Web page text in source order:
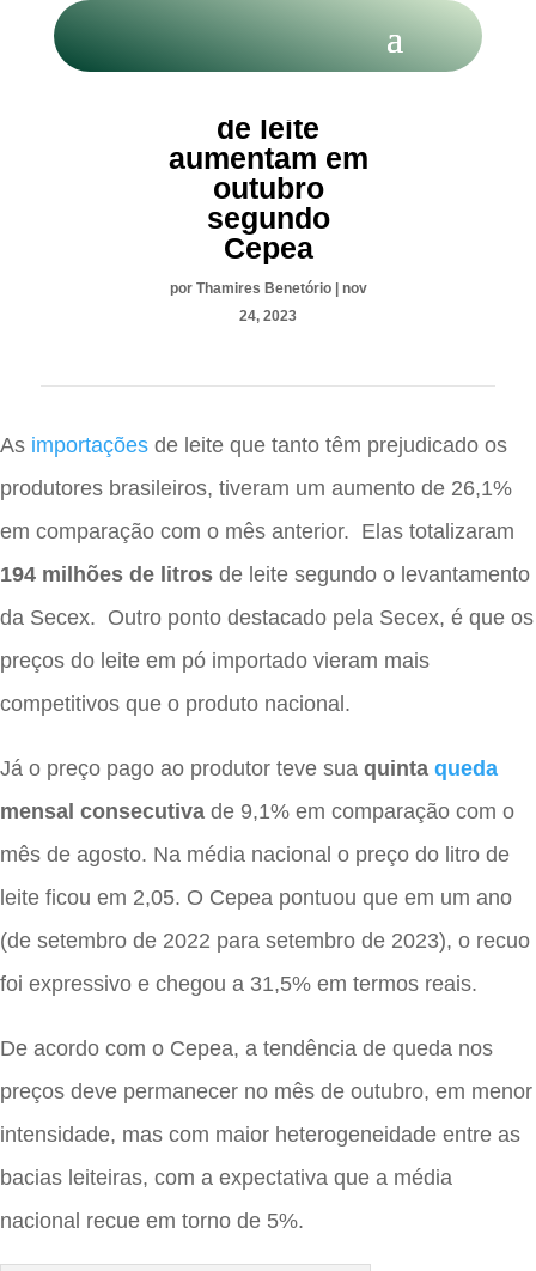
de leite
aumentam em
outubro
segundo
Cepea
por Thamires Benetório| nov
24, 2023
As importações de leite que tanto têm prejudicado os
produtores brasileiros, tiveram um aumento de 26,1%
em comparação com o mês anterior. Elas totalizaram
194 milhões de litros de leite segundo o levantamento
da Secex. Outro ponto destacado pela Secex, é que os
preços do leite em pó importado vieram mais
competitivos que o produto nacional.
Já o preço pago ao produtor teve sua quinta queda
mensal consecutiva de 9,1% em comparação com o
mês de agosto. Na média nacional o preço do litro de
leite ficou em 2,05. O Cepea pontuou que em um ano
(de setembro de 2022 para setembro de 2023), o recuo
foi expressivo e chegou a 31,5% em termos reais.
De acordo com o Cepea, a tendência de queda nos
preços deve permanecer no mês de outubro, em menor
intensidade, mas com maior heterogeneidade entre as
bacias leiteiras, com a expectativa que a média
nacional recue em torno de 5%.